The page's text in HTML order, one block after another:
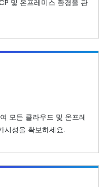
및 온프레미스 환경을 관
모든 클라우드 및 온프레
시성을 확보하세요.